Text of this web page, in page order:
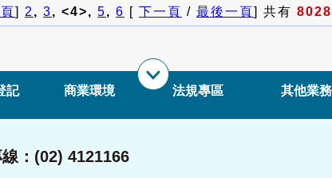
] 2, 3, <4>, 5, 6 [ 下一頁 / 最後一頁] 共有 8028
記 商業環境 法規專區 其他業務
：(02) 4121166